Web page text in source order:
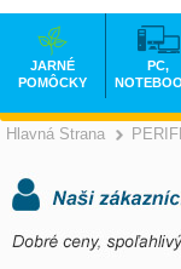
Hlavná Strana
JARNÉ
POMÔCKY
PC,